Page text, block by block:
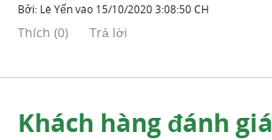
Bởi: Lê Yếnvào 15/10/2020 3:08:50 CH
Thích (0) Trả lời
Khách hàng đánh giá